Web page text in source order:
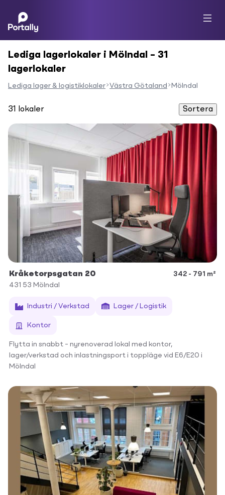
Lediga lagerlokaler i Mölndal – 31
lagerlokaler
Lediga lager & logistiklokaler Västra Götaland Mölndal
31 lokaler Sortera
Kråketorpsgatan 20
342 - 791 m²
431 53 Mölndal
Industri / Verkstad Lager / Logistik
Kontor
Flytta in snabbt – nyrenoverad lokal med kontor,
lager/verkstad och inlastningsport i toppläge vid E6/E20 i
Mölndal